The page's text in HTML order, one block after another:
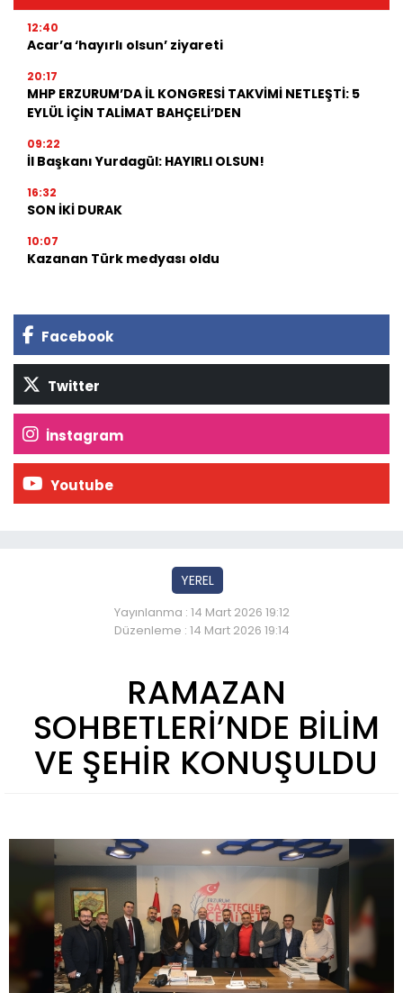
12:40
Acar’a ‘hayırlı olsun’ ziyareti
20:17
MHP ERZURUM’DA İL KONGRESİ TAKVİMİ NETLEŞTİ: 5
EYLÜL İÇİN TALİMAT BAHÇELİ’DEN
09:22
İl Başkanı Yurdagül: HAYIRLI OLSUN!
16:32
SON İKİ DURAK
10:07
Kazanan Türk medyası oldu
Facebook
Twitter
İnstagram
Youtube
YEREL
Yayınlanma : 14 Mart 2026 19:12
Düzenleme : 14 Mart 2026 19:14
RAMAZAN
SOHBETLERİ’NDE BİLİM
VE ŞEHİR KONUŞULDU